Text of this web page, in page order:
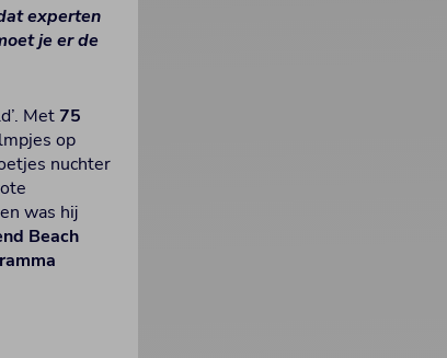
experten
je er de
Met 75
op
nuchter
en was hij
Beach